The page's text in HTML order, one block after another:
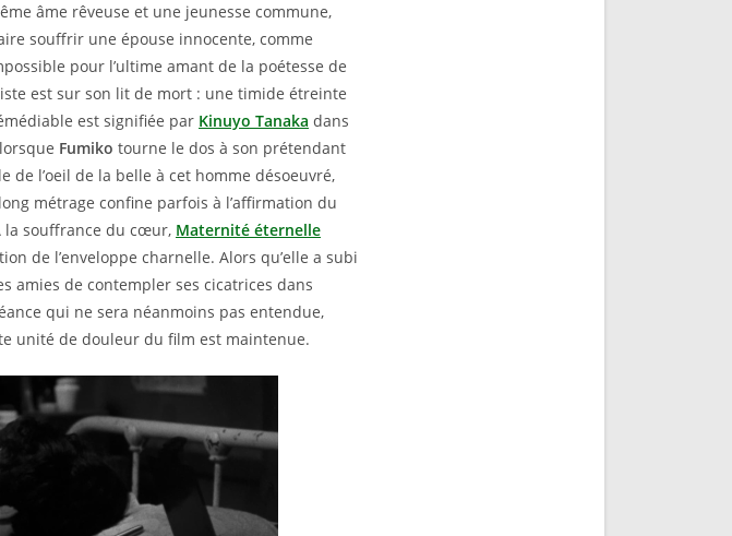
âme rêveuse et une jeunesse commune,
souffrir une épouse innocente, comme
pour l’ultime amant de la poétesse de
est sur son lit de mort : une timide étreinte
est signifiée par Kinuyo Tanaka dans
Fumiko tourne le dos à son prétendant
de l’oeil de la belle à cet homme désoeuvré,
métrage confine parfois à l’affirmation du
la souffrance du cœur, Maternité éternelle
de l’enveloppe charnelle. Alors qu’elle a subi
amies de contempler ses cicatrices dans
qui ne sera néanmoins pas entendue,
unité de douleur du film est maintenue.